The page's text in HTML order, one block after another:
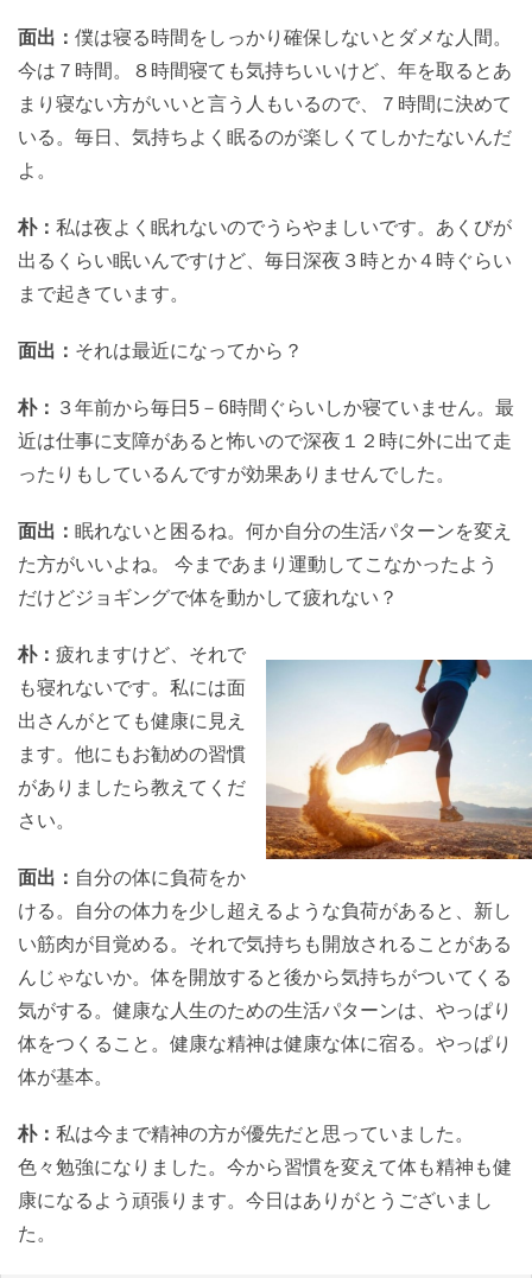
面出： 僕は寝る時間をしっかり確保しないとダメな人間。
今は７時間。８時間寝ても気持ちいいけど、年を取るとあ
まり寝ない方がいいと言う人もいるので、７時間に決めて
いる。毎日、気持ちよく眠るのが楽しくてしかたないんだ
よ。
朴： 私は夜よく眠れないのでうらやましいです。あくびが
出るくらい眠いんですけど、毎日深夜３時とか４時ぐらい
まで起きています。
面出： それは最近になってから？
朴： ３年前から毎日5－6時間ぐらいしか寝ていません。最
近は仕事に支障があると怖いので深夜１２時に外に出て走
ったりもしているんですが効果ありませんでした。
面出： 眠れないと困るね。何か自分の生活パターンを変え
た方がいいよね。 今まであまり運動してこなかったよう
だけどジョギングで体を動かして疲れない？
朴： 疲れますけど、それで
も寝れないです。私には面
出さんがとても健康に見え
ます。他にもお勧めの習慣
がありましたら教えてくだ
さい。
面出： 自分の体に負荷をか
ける。自分の体力を少し超えるような負荷があると、新し
い筋肉が目覚める。それで気持ちも開放されることがある
んじゃないか。体を開放すると後から気持ちがついてくる
気がする。健康な人生のための生活パターンは、やっぱり
体をつくること。健康な精神は健康な体に宿る。やっぱり
体が基本。
朴： 私は今まで精神の方が優先だと思っていました。
色々勉強になりました。今から習慣を変えて体も精神も健
康になるよう頑張ります。今日はありがとうございまし
た。